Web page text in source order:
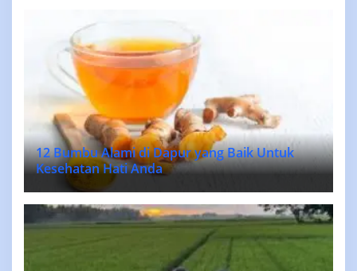
12 Bumbu Alami di Dapur yang Baik Untuk
Kesehatan Hati Anda